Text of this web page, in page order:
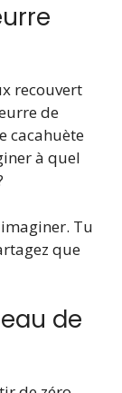
recouvert
de
cacahuète
à quel
imaginer. Tu
que
de